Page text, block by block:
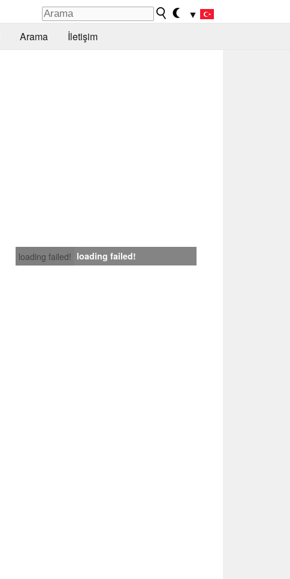
▼
Arama İletişim
loading failed! loading failed!